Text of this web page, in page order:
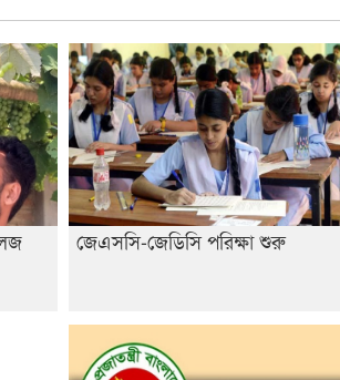
শেষ সময়ে ভোট কারচুরি অভিযোগ
আবিদের
জেএসসি-জেডিসি পরিক্ষা শুরু